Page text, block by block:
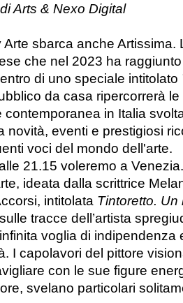
Arts & Nexo Digital
sbarca anche Artissima.
che nel 2023 ha
di uno speciale intitolato
da casa ripercorrerà
contemporanea in Italia
novità, eventi e prestigiosi
voci del mondo dell'arte.
21.15 voleremo a
ideata dalla scrittrice
intitolata Tintoretto. Un
tracce dell’artista
voglia di indipendenza
I capolavori del pittore
con le sue figure
svelano particolari